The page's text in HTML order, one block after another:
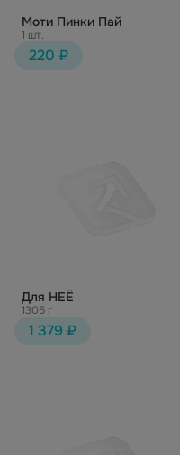
Моти Пинки Пай
1 шт.
220 ₽
Для НЕЁ
1305 г
1 379 ₽